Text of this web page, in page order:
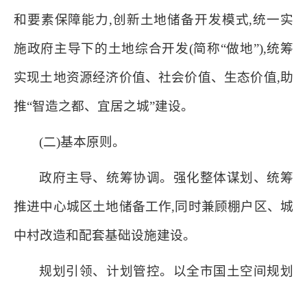
和要素保障能力,创新土地储备开发模式,统一实
施政府主导下的土地综合开发(简称“做地”),统筹
实现土地资源经济价值、社会价值、生态价值,助
推“智造之都、宜居之城”建设。
(二)基本原则。
政府主导、统筹协调。强化整体谋划、统筹
推进中心城区土地储备工作,同时兼顾棚户区、城
中村改造和配套基础设施建设。
规划引领、计划管控。以全市国土空间规划